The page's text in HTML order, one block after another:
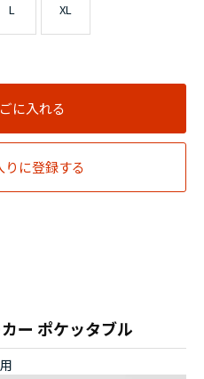
L XL
に入れる
りに登録する
ー ポケッタブル